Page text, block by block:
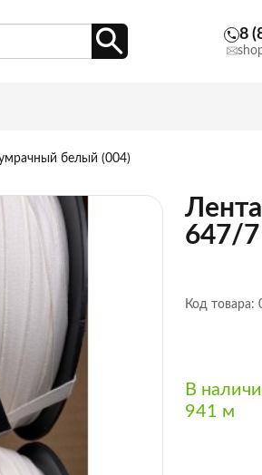
8
белый (004)
647/
Код товара:
В
941 м